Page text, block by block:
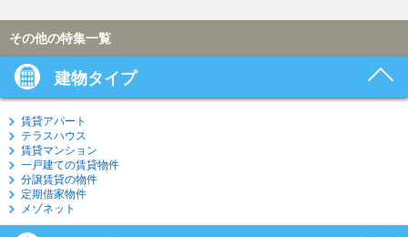
その他の特集一覧
建物タイプ
賃貸アパート
テラスハウス
賃貸マンション
一戸建ての賃貸物件
分譲賃貸の物件
定期借家物件
メゾネット